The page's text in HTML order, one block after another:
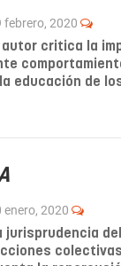
febrero, 2020
autor critica la
educación de
enero, 2020
jurisprudencia